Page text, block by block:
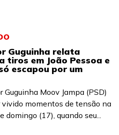
Guguinha relata
tiros em João Pessoa e
escapou por um
Guguinha Moov Jampa (PSD)
vivido momentos de tensão na
domingo (17), quando seu...